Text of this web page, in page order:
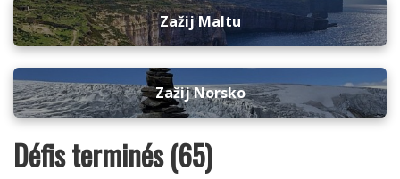
Zažij Maltu
Zažij Norsko
Défis terminés (65)